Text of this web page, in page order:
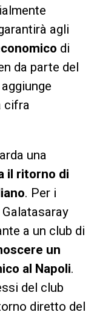
agli
di
da parte del
cifra
una
il ritorno di
. Per i
a un club di
un
al Napoli.
del club
diretto del